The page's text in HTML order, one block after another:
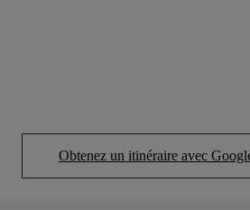
Obtenez un itinéraire avec
(Opens in